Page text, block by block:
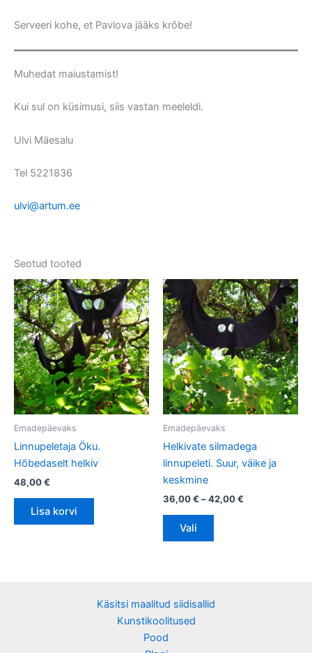
Serveeri kohe, et Pavlova jääks krõbe!
Muhedat maiustamist!
Kui sul on küsimusi, siis vastan meeleldi.
Ulvi Mäesalu
Tel 5221836
ulvi@artum.ee
Seotud tooted
Emadepäevaks
Linnupeletaja Öku.
Hõbedaselt helkiv
48,00€
Lisa korvi
Emadepäevaks
Helkivate silmadega
linnupeleti. Suur, väike ja
keskmine
36,00€ –42,00€
Hinnavahemik:
36,00 €
kuni
42,00 €
Vali
Sellel
tootel
on
mitu
varianti.
Valikuid
saab
teha
Käsitsi maalitud siidisallid
Kunstikoolitused
Pood